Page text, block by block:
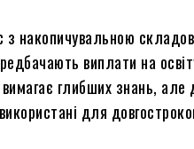
накопичувальною
виплати на
вимагає глибших знань,
для